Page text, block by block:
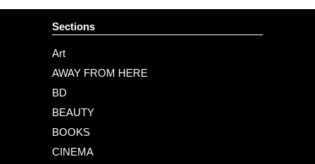
Sections
Art
AWAY FROM HERE
BD
BEAUTY
BOOKS
CINEMA